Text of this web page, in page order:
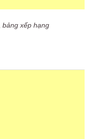
,bảng xếp hạng